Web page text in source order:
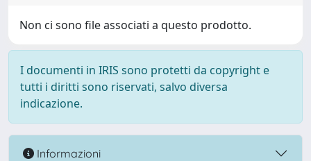
Non ci sono file associati a questo prodotto.
I documenti in IRIS sono protetti da copyright e
tutti i diritti sono riservati, salvo diversa
indicazione.
Informazioni